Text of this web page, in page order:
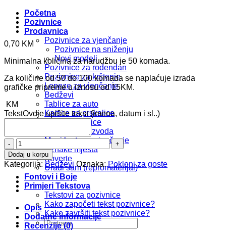
Početna
Pozivnice
Prodavnica
Pozivnice za vjenčanje
Pozivnice na sniženju
Novi modeli
Pozivnice za rođendan
Pozivnice za krštenje
Lepeze za vjenčanje
Bedževi
Tablice za auto
Kartice za prskalice
Foto zahvalnice
Kompleti proizvoda
Meni karte za vjenčanje
Oznake mjesta
Koverte
Uradi sam (repromaterijal)
Fontovi i Boje
Primjeri Tekstova
Tekstovi za pozivnice
Kako započeti tekst pozivnice?
Kako završiti tekst pozivnice?
Pretraži:
0,70 KM
Minimalna količina za narudžbu je 50 komada.
Za količine od 50 do 100 komada se naplaćuje izrada
grafičke pripreme u iznosu od 15KM.
KM
TekstOvdje upišite tekst (imena, datum i sl..)
Bedž
b235
količina
Dodaj u korpu
Kategorija:Bedževi Oznaka:Pokloni za goste
Opis
Dodatne informacije
Recenzije (0)